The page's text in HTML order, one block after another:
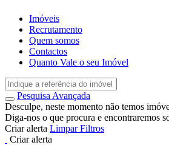
Imóveis
Recrutamento
Quem somos
Contactos
Quanto Vale o seu Imóvel
Pesquisa Avançada
Desculpe, neste momento não temos
Diga-nos o que procura e encontraremos
Criar alerta Limpar Filtros
Criar alerta